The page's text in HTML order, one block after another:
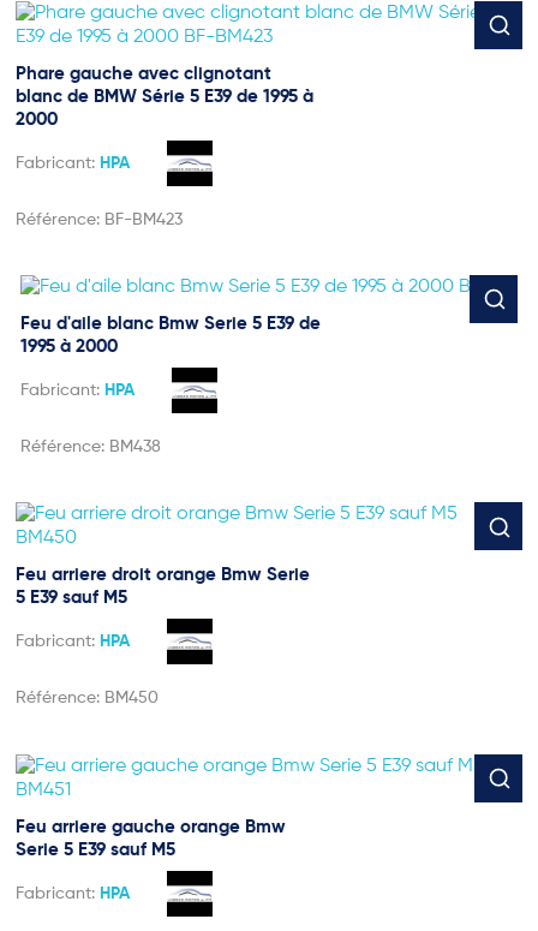
Phare gauche avec clignotant
blanc de BMW Série 5 E39 de 1995 à
2000
Fabricant: HPA
Référence: BF-BM423
Feu d'aile blanc Bmw Serie 5 E39 de
1995 à 2000
Fabricant: HPA
Référence: BM438
Feu arriere droit orange Bmw Serie
5 E39 sauf M5
Fabricant: HPA
Référence: BM450
Feu arriere gauche orange Bmw
Serie 5 E39 sauf M5
Fabricant: HPA